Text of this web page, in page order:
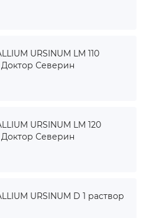
URSINUM LM 110
Доктор Северин
URSINUM LM 120
Доктор Северин
URSINUM D 1 раствор